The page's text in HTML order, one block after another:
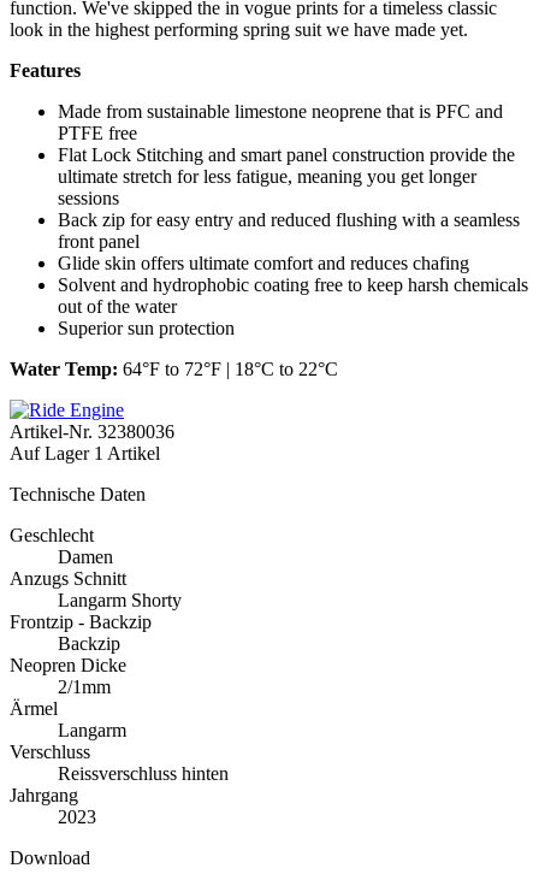
function. We've skipped the in vogue prints for a timeless classic
look in the highest performing spring suit we have made yet.
Features
Made from sustainable limestone neoprene that is PFC and
PTFE free
Flat Lock Stitching and smart panel construction provide the
ultimate stretch for less fatigue, meaning you get longer
sessions
Back zip for easy entry and reduced flushing with a seamless
front panel
Glide skin offers ultimate comfort and reduces chafing
Solvent and hydrophobic coating free to keep harsh chemicals
out of the water
Superior sun protection
Water Temp: 64°F to 72°F | 18°C to 22°C
Artikel-Nr. 32380036
Auf Lager 1 Artikel
Technische Daten
Geschlecht
Damen
Anzugs Schnitt
Langarm Shorty
Frontzip - Backzip
Backzip
Neopren Dicke
2/1mm
Ärmel
Langarm
Verschluss
Reissverschluss hinten
Jahrgang
2023
Download